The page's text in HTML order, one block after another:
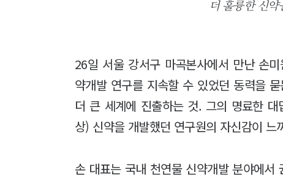
더 훌륭한 신
26일 서울 강서구 마곡본사에서 만난 손
약개발 연구를 지속할 수 있었던 동력을
더 큰 세계에 진출하는 것. 그의 명료한
상) 신약을 개발했던 연구원의 자신감이 느
손 대표는 국내 천연물 신약개발 분야에